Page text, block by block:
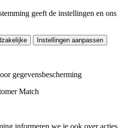
geeft de instellingen en ons
Instellingen aanpassen
gegevensbescherming
Match
informeren we je ook over acties